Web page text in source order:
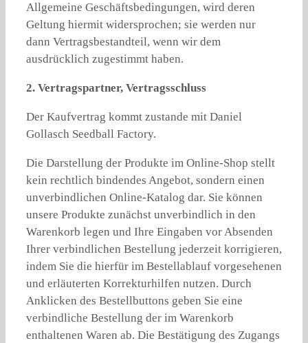
Allgemeine Geschäftsbedingungen, wird deren
Geltung hiermit widersprochen; sie werden nur
dann Vertragsbestandteil, wenn wir dem
ausdrücklich zugestimmt haben.
2. Vertragspartner, Vertragsschluss
Der Kaufvertrag kommt zustande mit Daniel
Gollasch Seedball Factory.
Die Darstellung der Produkte im Online-Shop stellt
kein rechtlich bindendes Angebot, sondern einen
unverbindlichen Online-Katalog dar. Sie können
unsere Produkte zunächst unverbindlich in den
Warenkorb legen und Ihre Eingaben vor Absenden
Ihrer verbindlichen Bestellung jederzeit korrigieren,
indem Sie die hierfür im Bestellablauf vorgesehenen
und erläuterten Korrekturhilfen nutzen. Durch
Anklicken des Bestellbuttons geben Sie eine
verbindliche Bestellung der im Warenkorb
enthaltenen Waren ab. Die Bestätigung des Zugangs